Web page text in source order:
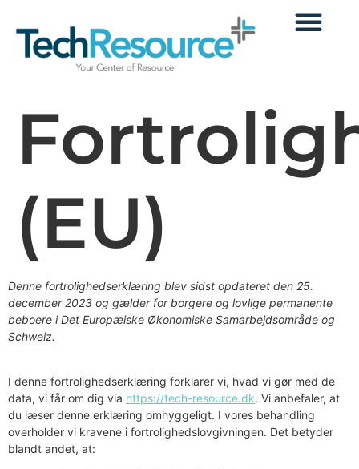
(EU)
Denne fortrolighedserklæring blev sidst opdateret den 25.
december 2023 og gælder for borgere og lovlige permanente
beboere i Det Europæiske Økonomiske Samarbejdsområde og
Schweiz.
I denne fortrolighedserklæring forklarer vi, hvad vi gør med de
data, vi får om dig via https://tech-resource.dk. Vi anbefaler, at
du læser denne erklæring omhyggeligt. I vores behandling
overholder vi kravene i fortrolighedslovgivningen. Det betyder
blandt andet, at: